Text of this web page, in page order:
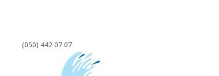
(050) 442 07 07